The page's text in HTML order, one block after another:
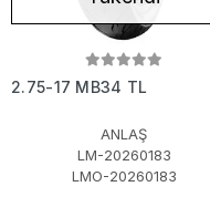
2.75-17 MB34 TL
ANLAŞ
LM-20260183
LMO-20260183